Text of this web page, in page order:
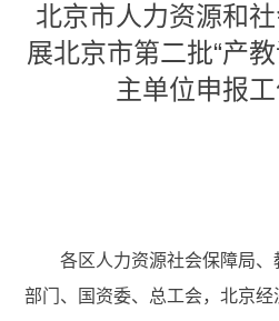
北京市人力资源和
展北京市第二批“产
主单位申报
各区人力资源社会保障局
部门、国资委、总工会，北京